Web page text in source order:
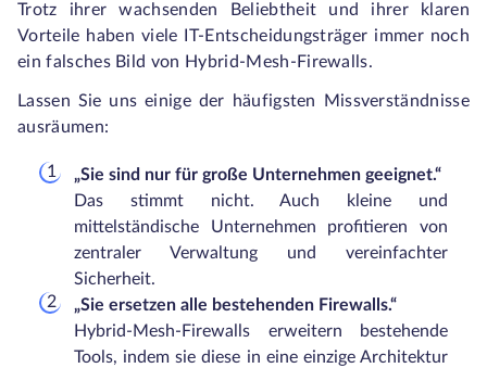
Trotz ihrer wachsenden Beliebtheit und ihrer klaren
Vorteile haben viele IT-Entscheidungsträger immer noch
ein falsches Bild von Hybrid-Mesh-Firewalls.
Lassen Sie uns einige der häufigsten Missverständnisse
ausräumen:
„Sie sind nur für große Unternehmen geeignet.“
Das stimmt nicht. Auch kleine und
mittelständische Unternehmen profitieren von
zentraler Verwaltung und vereinfachter
Sicherheit.
„Sie ersetzen alle bestehenden Firewalls.“
Hybrid-Mesh-Firewalls erweitern bestehende
Tools, indem sie diese in eine einzige Architektur